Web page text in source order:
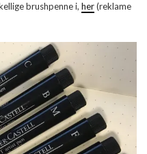
brushpenne i, her(reklame